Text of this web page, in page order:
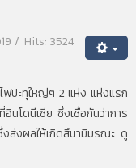
Hits: 3524
ฟปะทุใหญ่ๆ 2 แห่ง แห่งแรก
นโดนีเซีย ซึ่งเชื่อกันว่าการ
งส่งผลให้เกิดสึนามิมรณะ ดู